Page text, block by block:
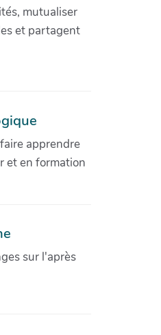
mutualiser
et partagent
apprendre
et en formation
sur l'après